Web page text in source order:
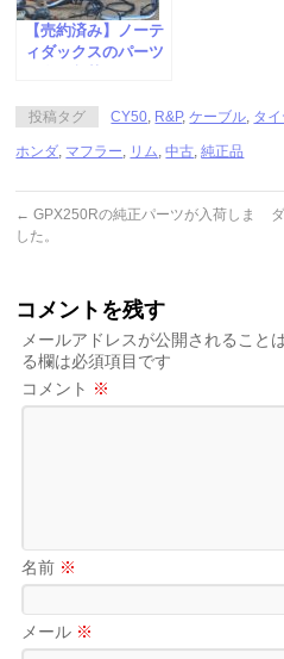
【売約済み】ノーテ
ィダックスのパーツ
投稿タグ CY50, R&P,ケーブル, タイ
ホンダ, マフラー, リム,中古,純正品
← GPX250Rの純正パーツが入荷しま
した。
コメントを残す
メールアドレスが公開されること
る欄は必須項目です
コメント ※
名前 ※
メール ※